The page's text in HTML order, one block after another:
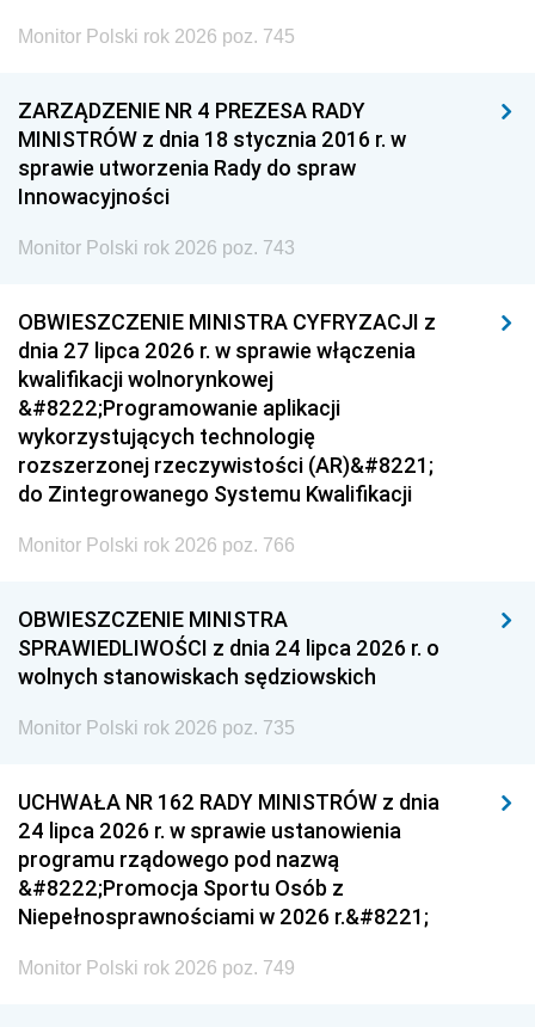
Monitor Polski rok 2026 poz. 745
ZARZĄDZENIE NR 4 PREZESA RADY
MINISTRÓW z dnia 18 stycznia 2016 r. w
sprawie utworzenia Rady do spraw
Innowacyjności
Monitor Polski rok 2026 poz. 743
OBWIESZCZENIE MINISTRA CYFRYZACJI z
dnia 27 lipca 2026 r. w sprawie włączenia
kwalifikacji wolnorynkowej
&#8222;Programowanie aplikacji
wykorzystujących technologię
rozszerzonej rzeczywistości (AR)&#8221;
do Zintegrowanego Systemu Kwalifikacji
Monitor Polski rok 2026 poz. 766
OBWIESZCZENIE MINISTRA
SPRAWIEDLIWOŚCI z dnia 24 lipca 2026 r. o
wolnych stanowiskach sędziowskich
Monitor Polski rok 2026 poz. 735
UCHWAŁA NR 162 RADY MINISTRÓW z dnia
24 lipca 2026 r. w sprawie ustanowienia
programu rządowego pod nazwą
&#8222;Promocja Sportu Osób z
Niepełnosprawnościami w 2026 r.&#8221;
Monitor Polski rok 2026 poz. 749